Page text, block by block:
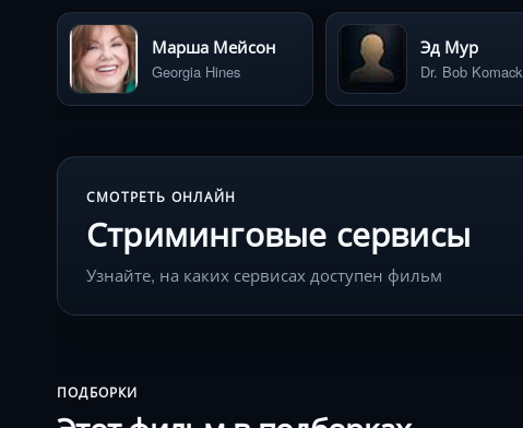
Марша Мейсон
Georgia Hines
Эд Мур
Dr. Bob Komack
СМОТРЕТЬ ОНЛАЙН
Стриминговые сервисы
Узнайте, на каких сервисах доступен фильм
ПОДБОРКИ